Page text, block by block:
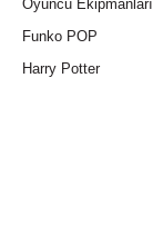
Oyuncu Ekipmanları
Funko POP
Harry Potter